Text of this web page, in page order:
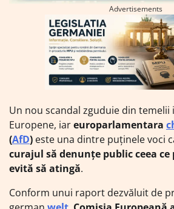
Advertisements
Un nou scandal zguduie din
Europene, iareuroparlamentara
(AfD) este una dintre puținele voci
curajul să denunțe public ceea
evită să atingă.
Conform unui raport dezvăluit de